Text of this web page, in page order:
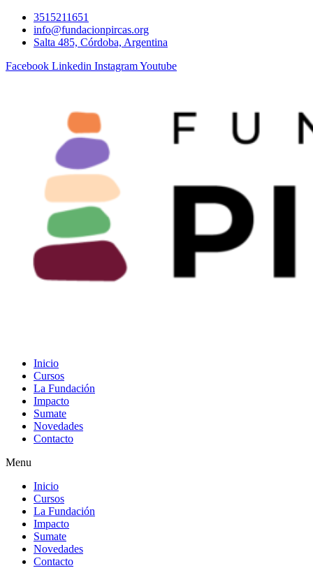
contenido
3515211651
info@fundacionpircas.org
Salta 485, Córdoba, Argentina
Facebook Linkedin InstagramYoutube
Inicio
Cursos
La Fundación
Impacto
Sumate
Novedades
Contacto
Menu
Inicio
Cursos
La Fundación
Impacto
Sumate
Novedades
Contacto